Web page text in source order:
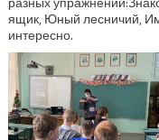
ящик, Юный лесничий,
интересно.